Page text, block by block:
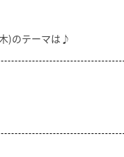
木)のテーマは♪